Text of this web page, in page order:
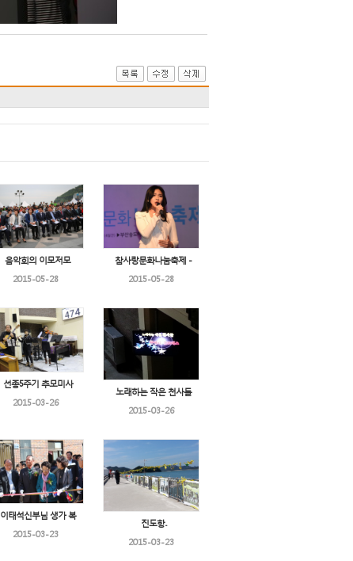
음악회의 이모저모
2015-05-28
참사랑문화나눔축제 -
2015-05-28
선종5주기 추모미사
2015-03-26
노래하는 작은 천사들
2015-03-26
이태석신부님 생가 복
2015-03-23
진도항..
2015-03-23